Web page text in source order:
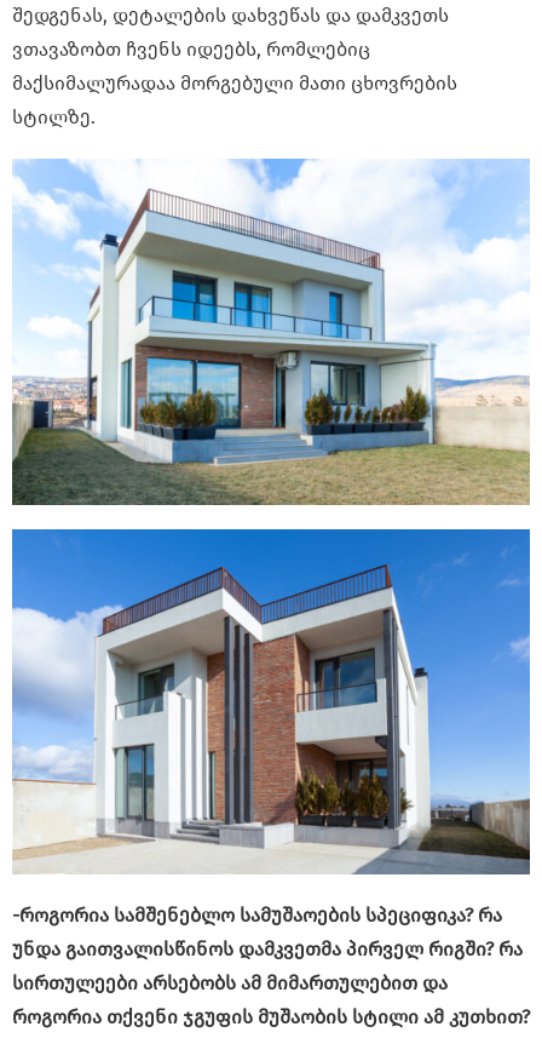
შედგენას, დეტალების დახვეწას და დამკვეთს
ვთავაზობთ ჩვენს იდეებს, რომლებიც
მაქსიმალურადაა მორგებული მათი ცხოვრების
სტილზე.
-როგორია სამშენებლო სამუშაოების სპეციფიკა? რა
უნდა გაითვალისწინოს დამკვეთმა პირველ რიგში? რა
სირთულეები არსებობს ამ მიმართულებით და
როგორია თქვენი ჯგუფის მუშაობის სტილი ამ კუთხით?